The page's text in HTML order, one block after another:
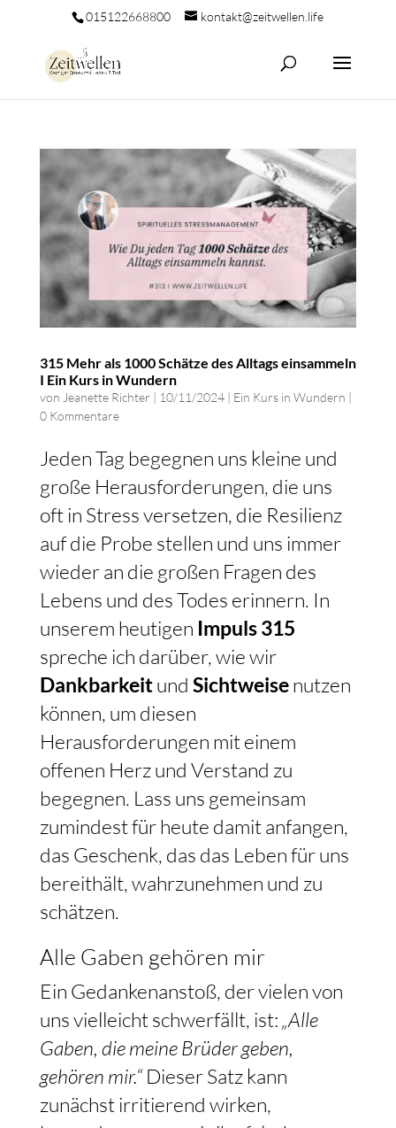
015122668800 kontakt@zeitwellen.life
315 Mehr als 1000 Schätze des Alltags einsammeln
I Ein Kurs in Wundern
von Jeanette Richter | 10/11/2024| Ein Kurs in Wundern |
0 Kommentare
Jeden Tag begegnen uns kleine und
große Herausforderungen, die uns
oft in Stress versetzen, die Resilienz
auf die Probe stellen und uns immer
wieder an die großen Fragen des
Lebens und des Todes erinnern. In
unserem heutigen Impuls 315
spreche ich darüber, wie wir
Dankbarkeitund Sichtweisenutzen
können, um diesen
Herausforderungen mit einem
offenen Herz und Verstand zu
begegnen. Lass uns gemeinsam
zumindest für heute damit anfangen,
das Geschenk, das das Leben für uns
bereithält, wahrzunehmen und zu
schätzen.
Alle Gaben gehören mir
Ein Gedankenanstoß, der vielen von
uns vielleicht schwerfällt, ist:„Alle
Gaben, die meine Brüder geben,
gehören mir.“Dieser Satz kann
zunächst irritierend wirken,